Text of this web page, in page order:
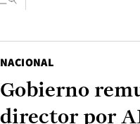
NACIONAL
Gobierno
director por